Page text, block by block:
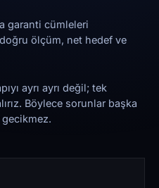
garanti cümleleri
ölçüm, net hedef ve
ayrı ayrı değil; tek
Böylece sorunlar başka